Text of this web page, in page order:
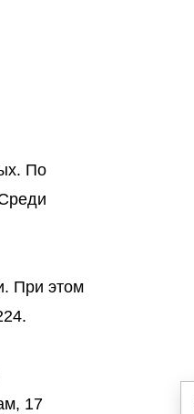
По
При этом
17